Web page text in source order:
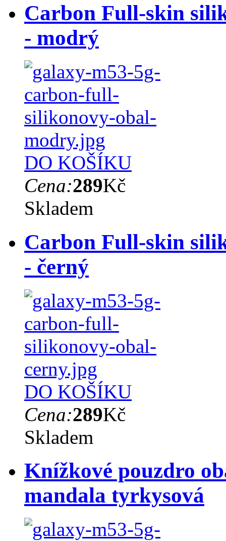
Carbon Full-skin
- modrý
DO KOŠÍKU
Cena:289Kč
Skladem
Carbon Full-skin
- černý
DO KOŠÍKU
Cena:289Kč
Skladem
Knížkové pouzdro
mandala tyrkysová